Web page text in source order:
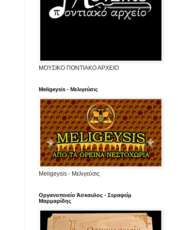
ΜΟΥΣΙΚΟ ΠΟΝΤΙΑΚΟ ΑΡΧΕΙΟ
Meligeysis - Μελιγεύσις
Meligeysis - Μελιγεύσις
Οργανοποιείο Άσκαυλος - Σεραφείμ
Μαρμαρίδης